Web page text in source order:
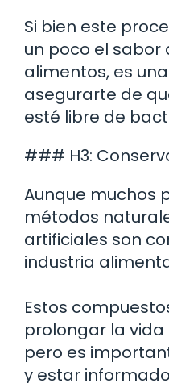
Si bien este
un poco el sabor
alimentos, es
asegurarte de
esté libre de
### H3:
Aunque muchos
métodos
artificiales son
industria
Estos
prolongar la
pero es
y estar